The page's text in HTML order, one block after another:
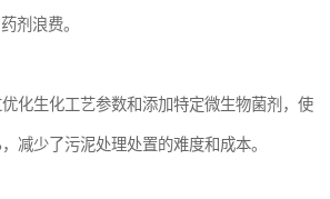
剂浪费。
化生化工艺参数和添加特定微生物菌剂，使
减少了污泥处理处置的难度和成本。